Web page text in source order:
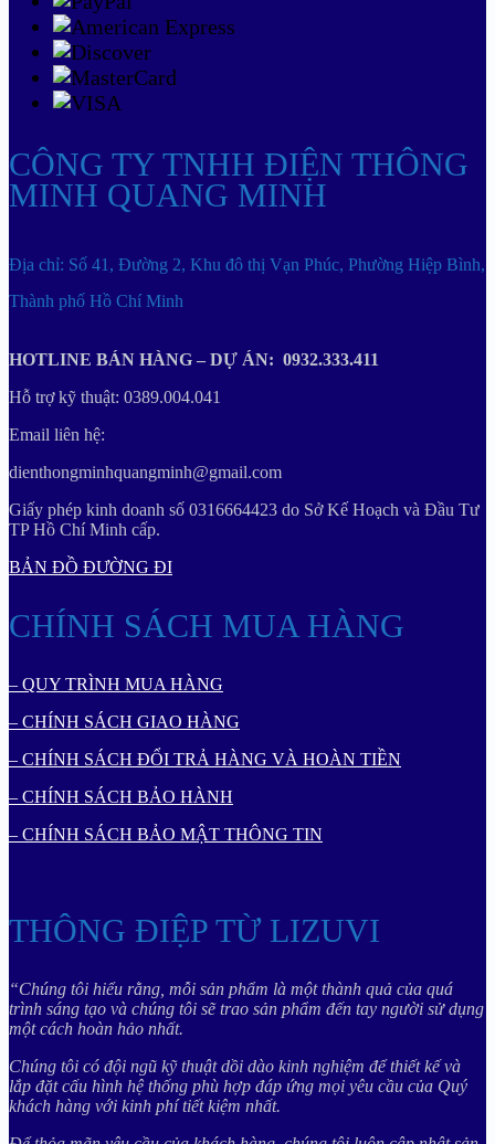
CÔNG TY TNHH ĐIỆN THÔNG
MINH QUANG MINH
Địa chỉ: Số 41, Đường 2, Khu đô thị Vạn Phúc, Phường Hiệp Bình,
Thành phố Hồ Chí Minh
HOTLINE BÁN HÀNG – DỰ ÁN: 0932.333.411
Hỗ trợ kỹ thuật: 0389.004.041
Email liên hệ:
dienthongminhquangminh@gmail.com
Giấy phép kinh doanh số 0316664423 do Sở Kế Hoạch và Đầu Tư
TP Hồ Chí Minh cấp.
BẢN ĐỒ ĐƯỜNG ĐI
CHÍNH SÁCH MUA HÀNG
– QUY TRÌNH MUA HÀNG
– CHÍNH SÁCH GIAO HÀNG
– CHÍNH SÁCH ĐỔI TRẢ HÀNG VÀ HOÀN TIỀN
– CHÍNH SÁCH BẢO HÀNH
– CHÍNH SÁCH BẢO MẬT THÔNG TIN
THÔNG ĐIỆP TỪ LIZUVI
“Chúng tôi hiểu rằng, mỗi sản phẩm là một thành quả của quá
trình sáng tạo và chúng tôi sẽ trao sản phẩm đến tay người sử dụng
một cách hoàn hảo nhất.
Chúng tôi có đội ngũ kỹ thuật dồi dào kinh nghiệm để thiết kế và
lắp đặt cấu hình hệ thống phù hợp đáp ứng mọi yêu cầu của Quý
khách hàng với kinh phí tiết kiệm nhất.